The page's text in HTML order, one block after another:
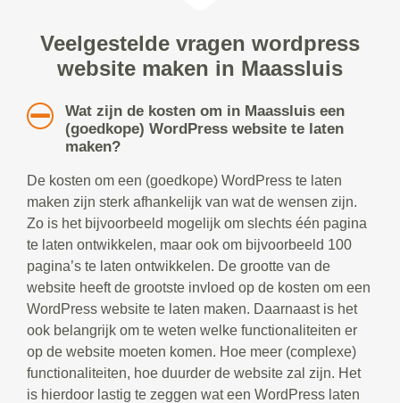
Veelgestelde vragen wordpress
website maken in Maassluis
Wat zijn de kosten om in Maassluis een
(goedkope) WordPress website te laten
maken?
De kosten om een (goedkope) WordPress te laten
maken zijn sterk afhankelijk van wat de wensen zijn.
Zo is het bijvoorbeeld mogelijk om slechts één pagina
te laten ontwikkelen, maar ook om bijvoorbeeld 100
pagina’s te laten ontwikkelen. De grootte van de
website heeft de grootste invloed op de kosten om een
WordPress website te laten maken. Daarnaast is het
ook belangrijk om te weten welke functionaliteiten er
op de website moeten komen. Hoe meer (complexe)
functionaliteiten, hoe duurder de website zal zijn. Het
is hierdoor lastig te zeggen wat een WordPress laten